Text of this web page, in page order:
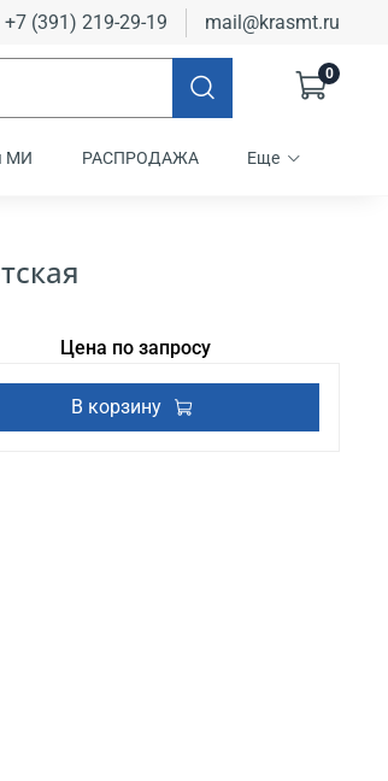
+7 (391) 219-29-19 mail@krasmt.ru
0
МИ РАСПРОДАЖА Еще
Цена по запросу
В корзину